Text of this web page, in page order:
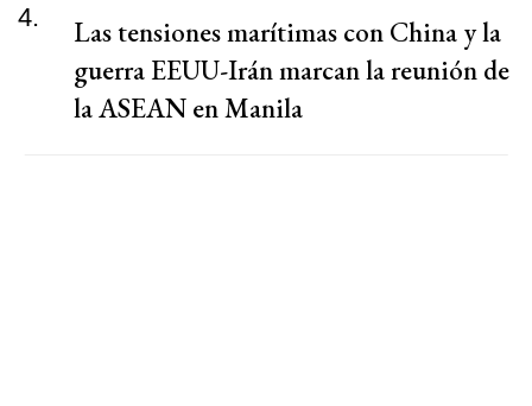
4.
Las tensiones marítimas con China y la
guerra EEUU-Irán marcan la reunión de
la ASEAN en Manila